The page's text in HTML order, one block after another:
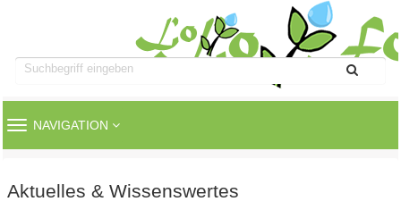
TOGGLE
NAVIGATION
Aktuelles & Wissenswertes